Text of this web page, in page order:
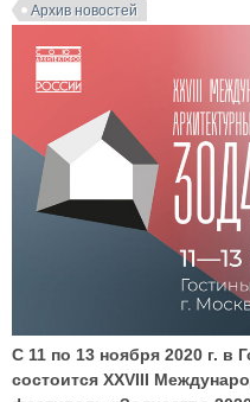
Архив новостей
С 11 по 13 ноября 2020 г. в
состоится XXVIII